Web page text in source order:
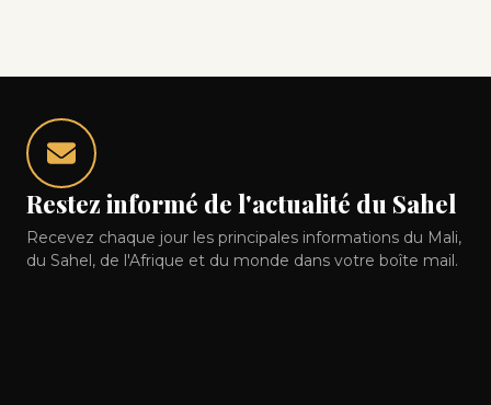
Restez informé de l'actualité du Sahel
Recevez chaque jour les principales informations du Mali,
du Sahel, de l'Afrique et du monde dans votre boîte mail.